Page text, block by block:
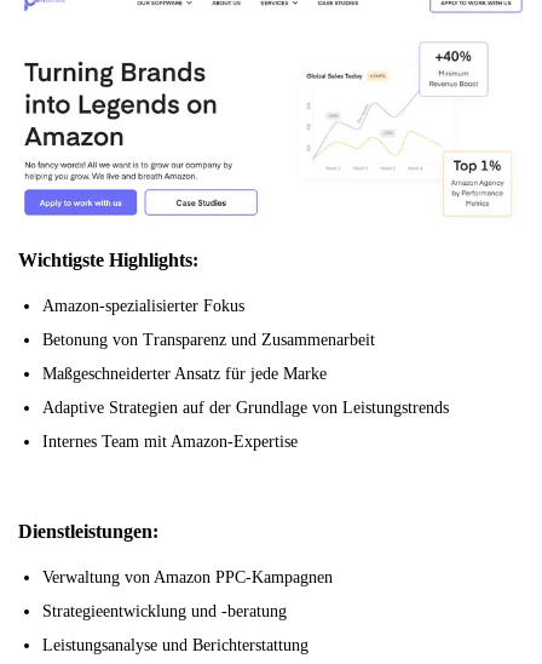
Wichtigste Highlights:
Amazon-spezialisierter Fokus
Betonung von Transparenz und Zusammenarbeit
Maßgeschneiderter Ansatz für jede Marke
Adaptive Strategien auf der Grundlage von Leistungstrends
Internes Team mit Amazon-Expertise
Dienstleistungen:
Verwaltung von Amazon PPC-Kampagnen
Strategieentwicklung und -beratung
Leistungsanalyse und Berichterstattung